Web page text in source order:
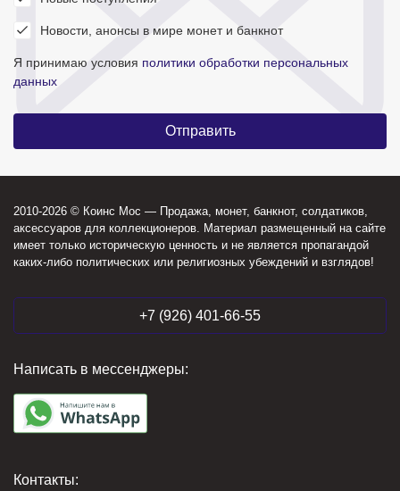
Новости, анонсы в мире монет и банкнот
Я принимаю условия политики обработки персональных
данных
2010-2026 © Коинс Мос — Продажа, монет, банкнот, солдатиков,
аксессуаров для коллекционеров. Материал размещенный на сайте
имеет только историческую ценность и не является пропагандой
каких-либо политических или религиозных убеждений и взглядов!
+7 (926) 401-66-55
Написать в мессенджеры:
Контакты: